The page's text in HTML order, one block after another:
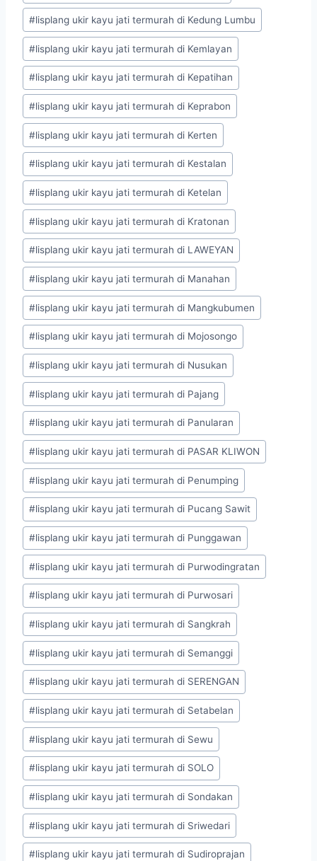
#lisplang ukir kayu jati termurah di Kedung Lumbu
#lisplang ukir kayu jati termurah di Kemlayan
#lisplang ukir kayu jati termurah di Kepatihan
#lisplang ukir kayu jati termurah di Keprabon
#lisplang ukir kayu jati termurah di Kerten
#lisplang ukir kayu jati termurah di Kestalan
#lisplang ukir kayu jati termurah di Ketelan
#lisplang ukir kayu jati termurah di Kratonan
#lisplang ukir kayu jati termurah di LAWEYAN
#lisplang ukir kayu jati termurah di Manahan
#lisplang ukir kayu jati termurah di Mangkubumen
#lisplang ukir kayu jati termurah di Mojosongo
#lisplang ukir kayu jati termurah di Nusukan
#lisplang ukir kayu jati termurah di Pajang
#lisplang ukir kayu jati termurah di Panularan
#lisplang ukir kayu jati termurah di PASAR KLIWON
#lisplang ukir kayu jati termurah di Penumping
#lisplang ukir kayu jati termurah di Pucang Sawit
#lisplang ukir kayu jati termurah di Punggawan
#lisplang ukir kayu jati termurah di Purwodingratan
#lisplang ukir kayu jati termurah di Purwosari
#lisplang ukir kayu jati termurah di Sangkrah
#lisplang ukir kayu jati termurah di Semanggi
#lisplang ukir kayu jati termurah di SERENGAN
#lisplang ukir kayu jati termurah di Setabelan
#lisplang ukir kayu jati termurah di Sewu
#lisplang ukir kayu jati termurah di SOLO
#lisplang ukir kayu jati termurah di Sondakan
#lisplang ukir kayu jati termurah di Sriwedari
#lisplang ukir kayu jati termurah di Sudiroprajan